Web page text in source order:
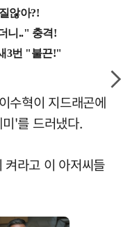
수혁이 지드래곤에
'를 드러냈다.
라고 이 아저씨들